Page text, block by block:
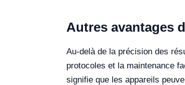
Autres avantages
Au-delà de la précision des
protocoles et la maintenance
signifie que les appareils